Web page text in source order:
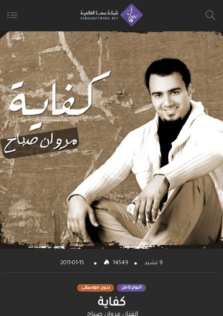
9 نشيد 14549
2011-01-15
بدون موسيقى البوم كامل
كفاية